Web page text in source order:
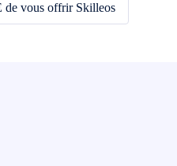
de vous offrir Skilleos